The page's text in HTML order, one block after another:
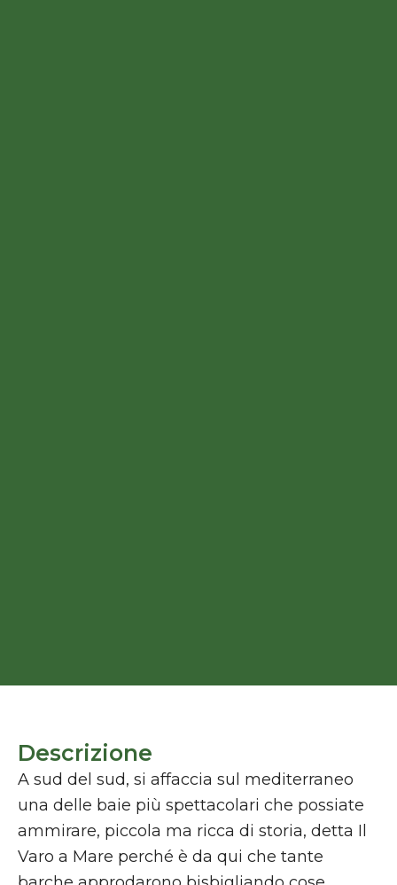
Descrizione
A sud del sud, si affaccia sul mediterraneo
una delle baie più spettacolari che possiate
ammirare, piccola ma ricca di storia, detta Il
Varo a Mare perché è da qui che tante